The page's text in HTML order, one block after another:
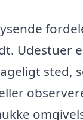
Udestuer
sted,